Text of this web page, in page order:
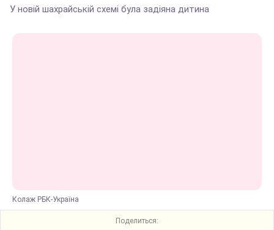
У новій шахрайській схемі була задіяна дитина
Колаж РБК-Україна
Поделиться: